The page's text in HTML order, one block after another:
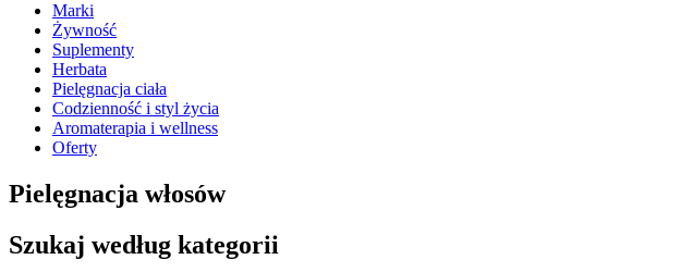
Marki
Żywność
Suplementy
Herbata
Pielęgnacja ciała
Codzienność i styl życia
Aromaterapia i wellness
Oferty
Pielęgnacja włosów
Szukaj według kategorii